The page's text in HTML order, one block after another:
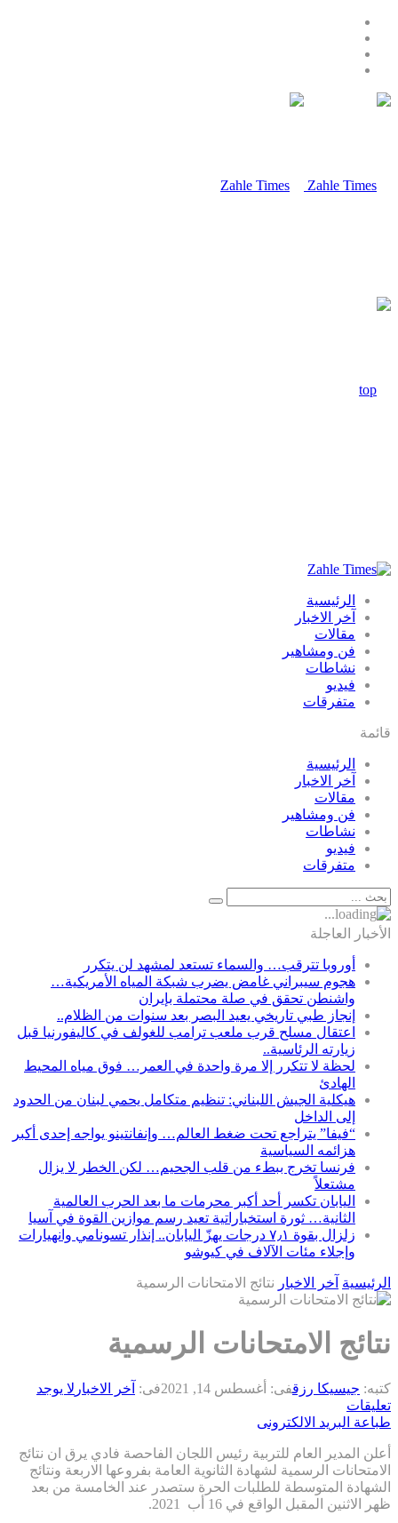
الرئيسية
آخر الاخبار
مقالات
فن ومشاهير
نشاطات
فيديو
متفرقات
قائمة
الرئيسية
آخر الاخبار
مقالات
فن ومشاهير
نشاطات
فيديو
متفرقات
الأخبار العاجلة
أوروبا تترقب… والسماء تستعد لمشهد لن يتكرر
هجوم سيبراني غامض يضرب شبكة المياه الأمريكية…
واشنطن تحقق في صلة محتملة بإيران
إنجاز طبي تاريخي يعيد البصر بعد سنوات من الظلام..
اعتقال مسلح قرب ملعب ترامب للغولف في كاليفورنيا قبل
زيارته الرئاسية..
لحظة لا تتكرر إلا مرة واحدة في العمر… فوق مياه المحيط
الهادئ
هيكلية الجيش اللبناني: تنظيم متكامل يحمي لبنان من الحدود
إلى الداخل
“فيفا” يتراجع تحت ضغط العالم… وإنفانتينو يواجه إحدى أكبر
هزائمه السياسية
فرنسا تخرج ببطء من قلب الجحيم… لكن الخطر لا يزال
مشتعلاً
اليابان تكسر أحد أكبر محرمات ما بعد الحرب العالمية
الثانية… ثورة استخباراتية تعيد رسم موازين القوة في آسيا
زلزال بقوة ٧٫١ درجات يهزّ اليابان.. إنذار تسونامي وانهيارات
وإجلاء مئات الآلاف في كيوشو
الرئيسية آخر الاخبار نتائج الامتحانات الرسمية
نتائج الامتحانات الرسمية
كتبه: جيسيكا رزقفى: أغسطس 14, 2021 فى: آخر الاخبار لا يوجد
تعليقات
طباعة البريد الالكترونى
أعلن المدير العام للتربية رئيس اللجان الفاحصة فادي يرق ان نتائج
الامتحانات الرسمية لشهادة الثانوية العامة بفروعها الاربعة ونتائج
الشهادة المتوسطة للطلبات الحرة ستصدر عند الخامسة من بعد
ظهر الاثنين المقبل الواقع في 16 أب 2021.